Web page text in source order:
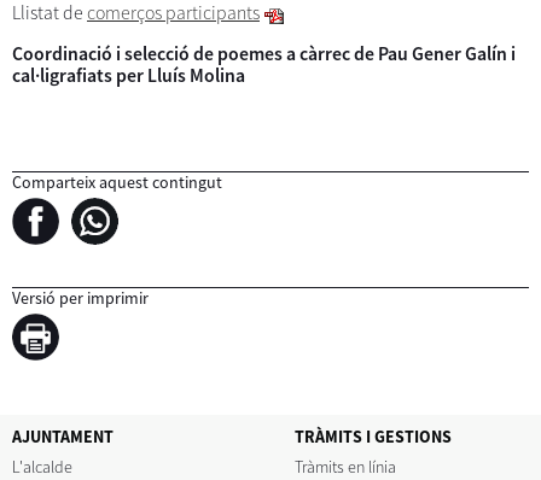
Llistat de comerços participants
Coordinació i selecció de poemes a càrrec de Pau Gener Galín i
cal·ligrafiats per Lluís Molina
Comparteix aquest contingut
Versió per imprimir
AJUNTAMENT
L'alcalde
TRÀMITS I GESTIONS
Tràmits en línia